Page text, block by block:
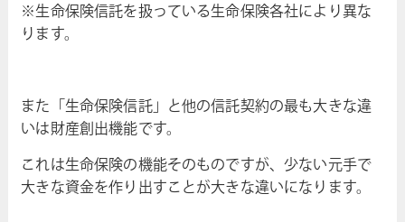
※生命保険信託を扱っている生命保険各社により異な
ります。
また「生命保険信託」と他の信託契約の最も大きな違
いは財産創出機能です。
これは生命保険の機能そのものですが、少ない元手で
大きな資金を作り出すことが大きな違いになります。